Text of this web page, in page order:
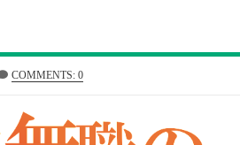
COMMENTS: 0